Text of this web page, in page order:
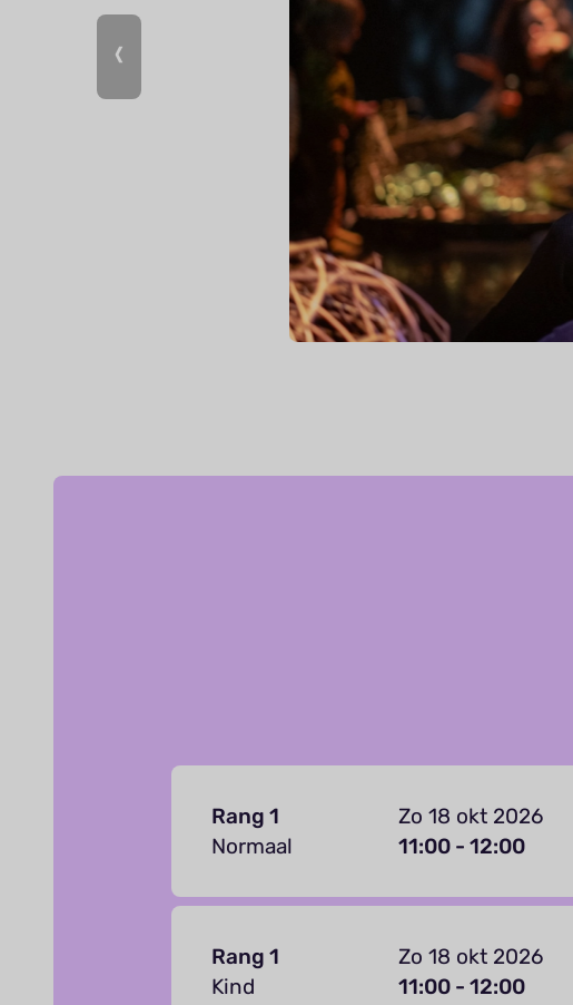
Rang 1
Normaal
Zo 18 okt 2026
11:00 - 12:00
Rang 1
Kind
Zo 18 okt 2026
11:00 - 12:00